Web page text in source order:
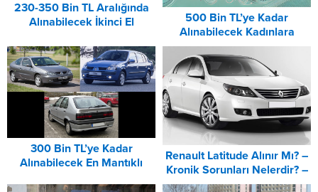
230-350 Bin TL Aralığında
Alınabilecek İkinci El
500 Bin TL’ye Kadar
Alınabilecek Kadınlara
Yönelik Otomatik Arabalar
300 Bin TL’ye Kadar
Alınabilecek En Mantıklı
Renault Latitude Alınır Mı? –
Kronik Sorunları Nelerdir? –
Yedek Parça Sorunu Var Mı?